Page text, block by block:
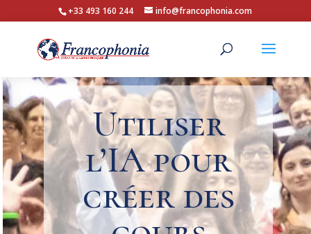
+33 493 160 244 info@francophonia.com
Utiliser
l’IA pour
créer des